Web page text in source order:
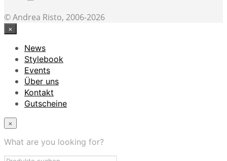
© Andrea Risto, 2006-2026
×
News
Stylebook
Events
Über uns
Kontakt
Gutscheine
×
What are you looking for?